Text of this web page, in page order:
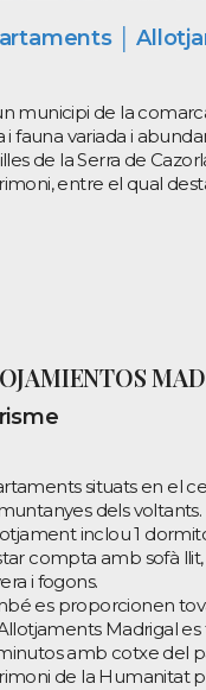
│
municipi de la
i fauna variada i
de la Serra de
entre el qual
situats en el
dels voltants.
inclou 1
compta amb sofà
i fogons.
es proporcionen
Madrigal
amb cotxe del
de la Humanitat